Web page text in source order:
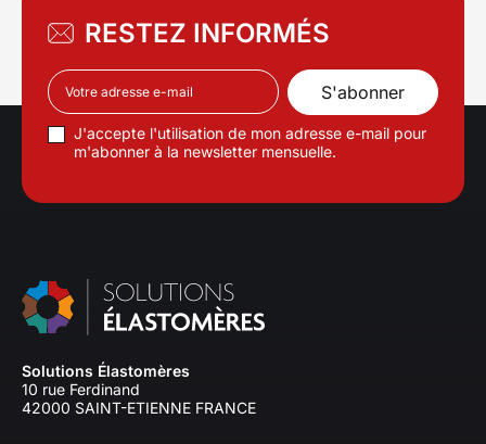
RESTEZ INFORMÉS
J'accepte l'utilisation de mon adresse e-mail pour
m'abonner à la newsletter mensuelle.
Solutions Élastomères
10 rue Ferdinand
42000 SAINT-ETIENNE FRANCE